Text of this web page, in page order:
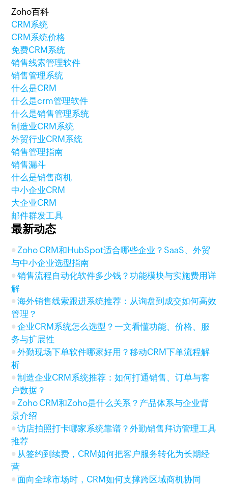
Zoho百科
CRM系统
CRM系统价格
免费CRM系统
销售线索管理软件
销售管理系统
什么是CRM
什么是crm管理软件
什么是销售管理系统
制造业CRM系统
外贸行业CRM系统
销售管理指南
销售漏斗
什么是销售商机
中小企业CRM
大企业CRM
邮件群发工具
最新动态
Zoho CRM和HubSpot适合哪些企业？SaaS、外贸
与中小企业选型指南
销售流程自动化软件多少钱？功能模块与实施费用详
解
海外销售线索跟进系统推荐：从询盘到成交如何高效
管理？
企业CRM系统怎么选型？一文看懂功能、价格、服
务与扩展性
外勤现场下单软件哪家好用？移动CRM下单流程解
析
制造企业CRM系统推荐：如何打通销售、订单与客
户数据？
Zoho CRM和Zoho是什么关系？产品体系与企业背
景介绍
访店拍照打卡哪家系统靠谱？外勤销售拜访管理工具
推荐
从签约到续费，CRM如何把客户服务转化为长期经
营
面向全球市场时，CRM如何支撑跨区域商机协同